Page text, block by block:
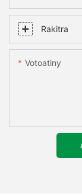
Rakitra
Votoatiny